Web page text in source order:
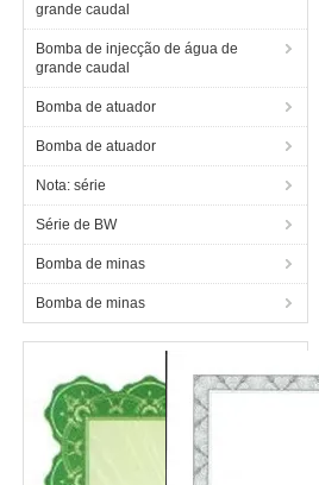
grande caudal
Bomba de injecção de água de
grande caudal
Bomba de atuador
Bomba de atuador
Nota: série
Série de BW
Bomba de minas
Bomba de minas